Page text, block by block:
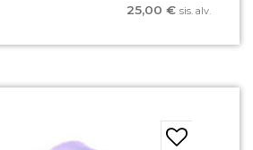
25,00 € sis. alv.